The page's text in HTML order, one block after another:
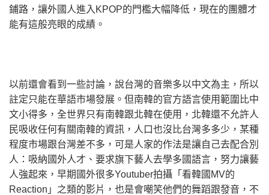
鋪路，讓外國人進入KPOP的門檻大幅降低，現在的團體才
能有這般亮眼的成績。
以前還會看到一些討論，說台灣的音樂多以中文為主，所以
註定只能在華語市場發展。但南韓的官方語言使用範圍比中
文小得多，全世界只有南韓跟北韓在使用，北韓還不允許人
民吸收任何有關南韓的資訊，人口也沒比台灣多多少，某種
程度市場跟台灣差不多，可是人家的作法是讓自己去配合別
人：吸納國外人才、要求旗下藝人去學多國語言，努力讓藝
人強起來，早期國外很多Youtuber拍攝「看韓國MV的
Reaction」之類的影片，也是會嘲笑他們的舞蹈跟發音，不